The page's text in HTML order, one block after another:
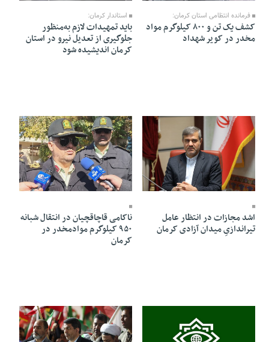
فرمانده انتظامی استان کرمان:
کشف یک تن و ۸۰۰ کیلوگرم مواد
مخدر در کویر شهداد
استاندار کرمان:
باید تمهیدات لازم به‌منظور
جلوگیری از تعدیل نیرو در استان
کرمان اندیشیده شود
07 Ordibehesht 1405 - 18:07
اشد مجازات در انتظار عامل
تیراندازیِ میدان آزادی کرمان
07 Ordibehesht 1405 - 17:57
ناکامی قاچاقچیان در انتقال شبانه
۹۵۰ کیلوگرم موادمخدر در
کرمان